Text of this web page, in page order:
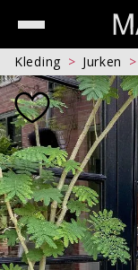
Kleding Jurken